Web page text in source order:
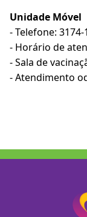
Unidade Móvel
- Telefone:
- Horário de
- Sala de
- Atendimento